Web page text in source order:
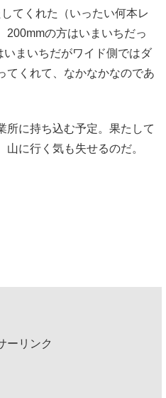
てくれた（いったい何本レ
200mmの方はいまいちだっ
まいちだがワイド側ではダ
てくれて、なかなかなのであ
所に持ち込む予定。果たして
に行く気も失せるのだ。
ーリンク